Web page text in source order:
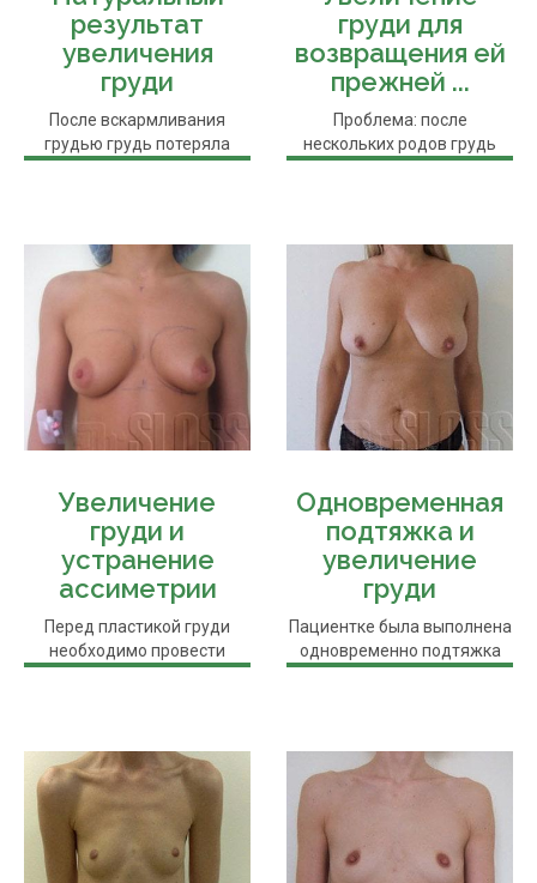
результат
увеличения
груди
После вскармливания
грудью грудь потеряла
груди для
возвращения ей
прежней ...
Проблема: после
нескольких родов грудь
Увеличение
груди и
устранение
ассиметрии
Перед пластикой груди
необходимо провести
разметку. В данном случае
Одновременная
подтяжка и
увеличение
груди
Пациентке была выполнена
одновременно подтяжка
груди и ее увеличение. На